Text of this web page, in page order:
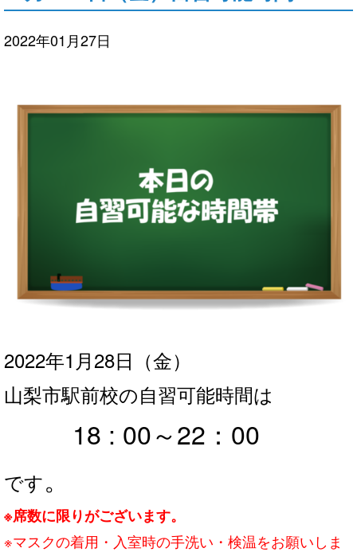
2022年01月27日
2022年1月28日 （金）
山梨市駅前校の自習可能時間は
18 : 00～22：00
です。
※席数に限りがございます。
※マスクの着用・入室時の手洗い・検温をお願いしま